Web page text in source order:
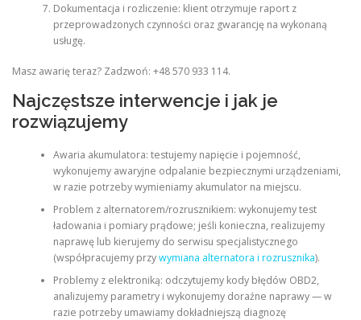
Dokumentacja i rozliczenie: klient otrzymuje raport z
przeprowadzonych czynności oraz gwarancję na wykonaną
usługę.
Masz awarię teraz? Zadzwoń: +48 570 933 114.
Najczęstsze interwencje i jak je
rozwiązujemy
Awaria akumulatora: testujemy napięcie i pojemność,
wykonujemy awaryjne odpalanie bezpiecznymi urządzeniami,
w razie potrzeby wymieniamy akumulator na miejscu.
Problem z alternatorem/rozrusznikiem: wykonujemy test
ładowania i pomiary prądowe; jeśli konieczna, realizujemy
naprawę lub kierujemy do serwisu specjalistycznego
(współpracujemy przywymiana alternatora i rozrusznika).
Problemy z elektroniką: odczytujemy kody błędów OBD2,
analizujemy parametry i wykonujemy doraźne naprawy — w
razie potrzeby umawiamy dokładniejszą diagnozę